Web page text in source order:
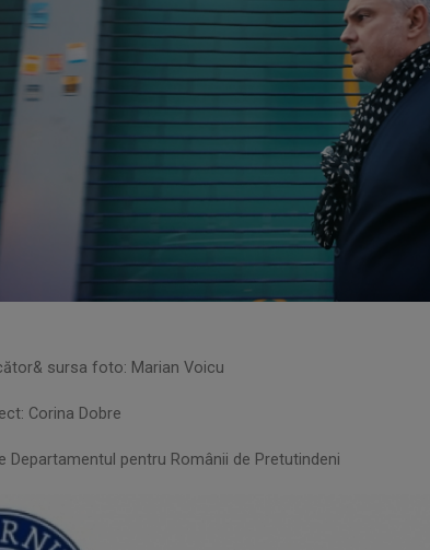
sursa foto: Marian Voicu
Corina Dobre
Departamentul pentru Românii de Pretutindeni